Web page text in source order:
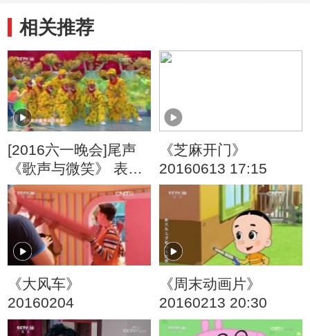
相关推荐
[2016六一晚会]尾声
《歌声与微笑》 表
演：银河少儿电视艺
术团等
《芝麻开门》
20160613 17:15
《大风车》
20160204
《周末动画片》
20160213 20:30